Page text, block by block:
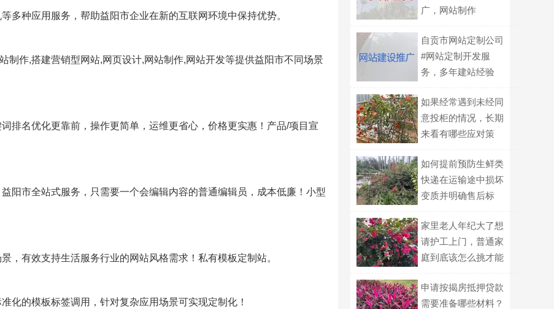
多种应用服务，帮助益阳市企业在新的互联网环境中保持优势。
制作,搭建营销型网站,网页设计,网站制作,网站开发等提供益阳市不同场景
排名优化更靠前，操作更简单，运维更省心，价格更实惠！产品/项目宣
阳市全站式服务，只需要一个会编辑内容的普通编辑员，成本低廉！小型
，有效支持生活服务行业的网站风格需求！私有模板定制站。
化的模板标签调用，针对复杂应用场景可实现定制化！
广，网站制作
自贡市网站定制公司
#网站定制开发服
务，多年建站经验
如果经常遇到未经同
意投柜的情况，长期
来看有哪些应对策
如何提前预防生鲜类
快递在运输途中损坏
变质并明确售后标
家里老人年纪大了想
请护工上门，普通家
庭到底该怎么挑才能
申请按揭房抵押贷款
需要准备哪些材料？